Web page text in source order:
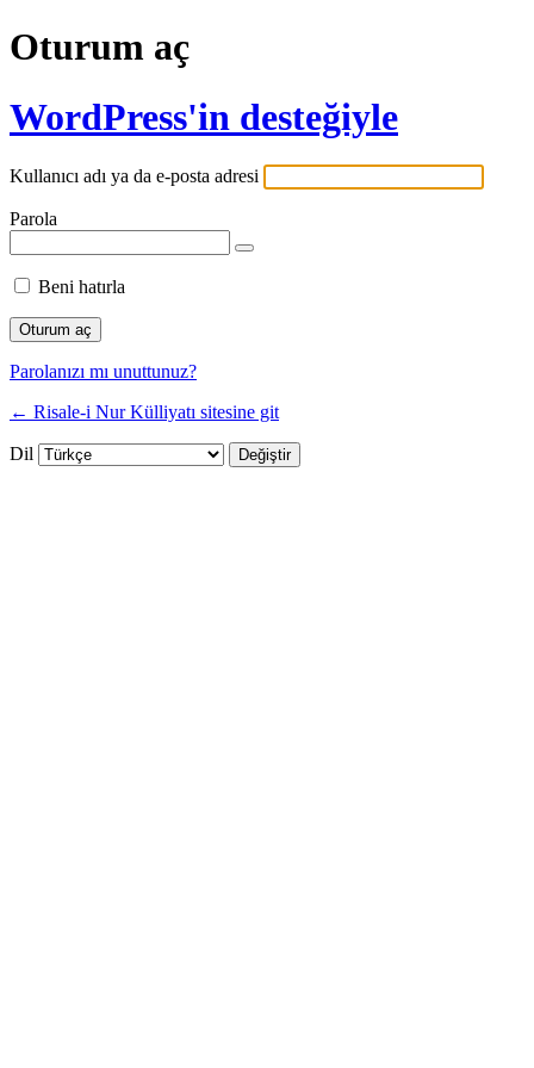
Oturum aç
WordPress'in desteğiyle
Kullanıcı adı ya da e-posta adresi
Parola
Beni hatırla
Parolanızı mı unuttunuz?
← Risale-i Nur Külliyatı sitesine git
Dil